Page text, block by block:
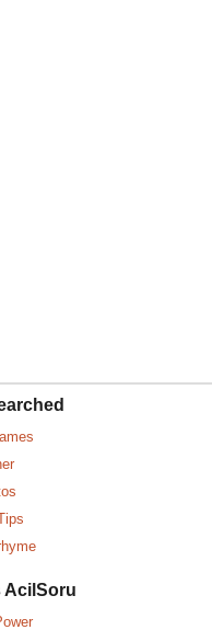
AcilSoru